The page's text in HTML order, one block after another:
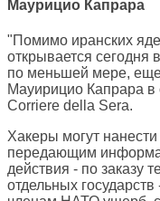
Маурицио Капрара
"Помимо иранских
открывается сегодня
по меньшей мере,
Мауирицио Капрара в
Corriere della Sera.
Хакеры могут
передающим
действия - по заказу
отдельных